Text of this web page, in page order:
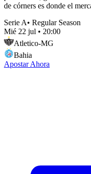
de córners es donde el
Serie A• Regular Season
Mié 22 jul • 20:00
Atletico-MG
Bahia
Apostar Ahora